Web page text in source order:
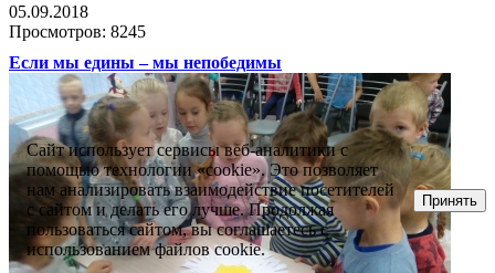
05.09.2018
Просмотров: 8245
Если мы едины – мы непобедимы
Сайт использует сервисы веб-аналитики с
помощью технологии «cookie». Это позволяет
нам анализировать взаимодействие посетителей
с сайтом и делать его лучше. Продолжая
пользоваться сайтом, вы соглашаетесь с
использованием файлов cookie.
Принять